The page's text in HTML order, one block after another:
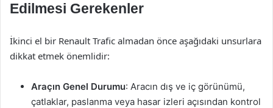
Edilmesi Gerekenler
İkinci el bir Renault Trafic almadan önce aşağıdaki unsurlara
dikkat etmek önemlidir:
Araçın Genel Durumu: Aracın dış ve iç görünümü,
çatlaklar, paslanma veya hasar izleri açısından kontrol